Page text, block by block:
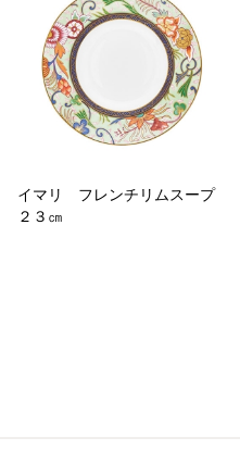
イマリ フレンチリムスープ
２３㎝